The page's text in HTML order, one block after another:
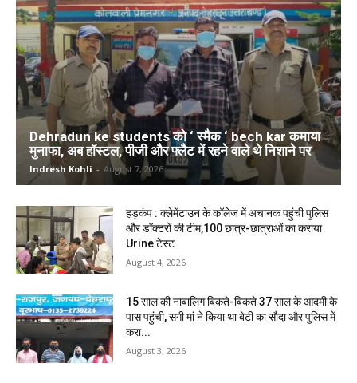
Dehradun ke students को ‘ स्मैक ‘ bech kar कमाया
मुनाफा, अब हॉस्टल, पीजी और फ्लैट में रहने वाले थे निशाने पर
Indresh Kohli - August 7, 2026
हड़कंप : क्लेमेंटाउन के कॉलेज में अचानक पहुंची पुलिस
और डॉक्टरों की टीम,100 छात्र-छात्राओं का कराया
Urine टेस्ट
August 4, 2026
15 साल की नाबालिग बिकते-बिकते 37 साल के आदमी के
पास पहुंची, सगी मां ने किया था बेटी का सौदा और पुलिस में
करा...
August 3, 2026